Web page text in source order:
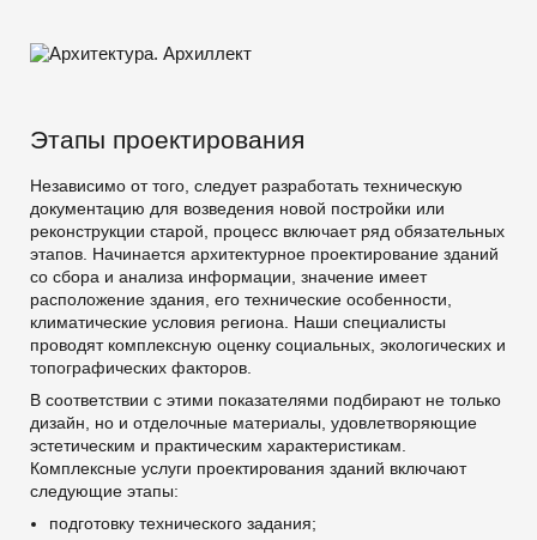
Этапы проектирования
Независимо от того, следует разработать техническую
документацию для возведения новой постройки или
реконструкции старой, процесс включает ряд обязательных
этапов. Начинается архитектурное проектирование зданий
со сбора и анализа информации, значение имеет
расположение здания, его технические особенности,
климатические условия региона. Наши специалисты
проводят комплексную оценку социальных, экологических и
топографических факторов.
В соответствии с этими показателями подбирают не только
дизайн, но и отделочные материалы, удовлетворяющие
эстетическим и практическим характеристикам.
Комплексные услуги проектирования зданий включают
следующие этапы:
подготовку технического задания;